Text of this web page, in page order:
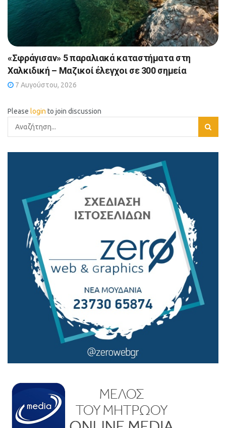
«Σφράγισαν» 5 παραλιακά καταστήματα στη
Χαλκιδική – Μαζικοί έλεγχοι σε 300 σημεία
7 Αυγούστου, 2026
Please login to join discussion